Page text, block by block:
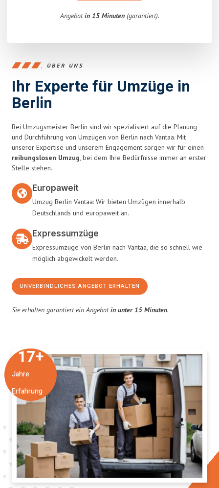
Angebotin 15 Minuten(garantiert).
Jahre
Erfahrung
17+
ÜBER UNS
Ihr Experte für Umzüge in
Berlin
Bei Umzugsmeister Berlin sind wir spezialisiert auf die Planung
und Durchführung von Umzügen von Berlin nach Vantaa. Mit
unserer Expertise und unserem Engagement sorgen wir für einen
reibungslosen Umzug, bei dem Ihre Bedürfnisse immer an erster
Stelle stehen.
Europaweit
Umzug Berlin Vantaa: Wir bieten Umzügen innerhalb
Deutschlands und europaweit an.
Expressumzüge
Expressumzüge von Berlin nach Vantaa, die so schnell wie
möglich abgewickelt werden.
UNVERBINDLICHES ANGEBOT ERHALTEN
Sie erhalten garantiert ein Angebotin unter 15 Minuten.